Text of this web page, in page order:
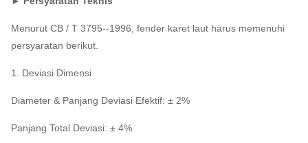
Menurut CB / T 3795--1996, fender karet laut harus memenuhi
persyaratan berikut.
1. Deviasi Dimensi
Diameter & Panjang Deviasi Efektif: ± 2%
Panjang Total Deviasi: ± 4%